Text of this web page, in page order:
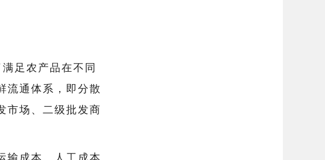
足农产品在不同
流通体系，即分散
市场、二级批发商
输成本、人工成本